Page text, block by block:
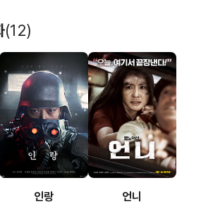
쁜놈, 이상한놈, (총포점 주인)
(창준).....신회장파 행동대장
아 (나영수 박사).....소아과 전문의
양 (김PD)
블루스 (지배인)
후 2시 (호텔리어)
(12)
인랑 언니